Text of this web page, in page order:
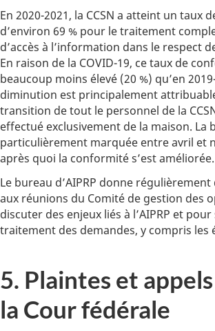
En 2020-2021, la CCSN a atteint un taux
d’environ 69 % pour le traitement
d’accès à l’information dans le respect
En raison de la COVID-19, ce taux de
beaucoup moins élevé (20 %) qu’en
diminution est principalement
transition de tout le personnel de la
effectué exclusivement de la maison. La
particulièrement marquée entre avril et
après quoi la conformité s’est améliorée.
Le bureau d’AIPRP donne
aux réunions du Comité de gestion des
discuter des enjeux liés à l’AIPRP et
traitement des demandes, y compris les
5. Plaintes et
la Cour fédérale